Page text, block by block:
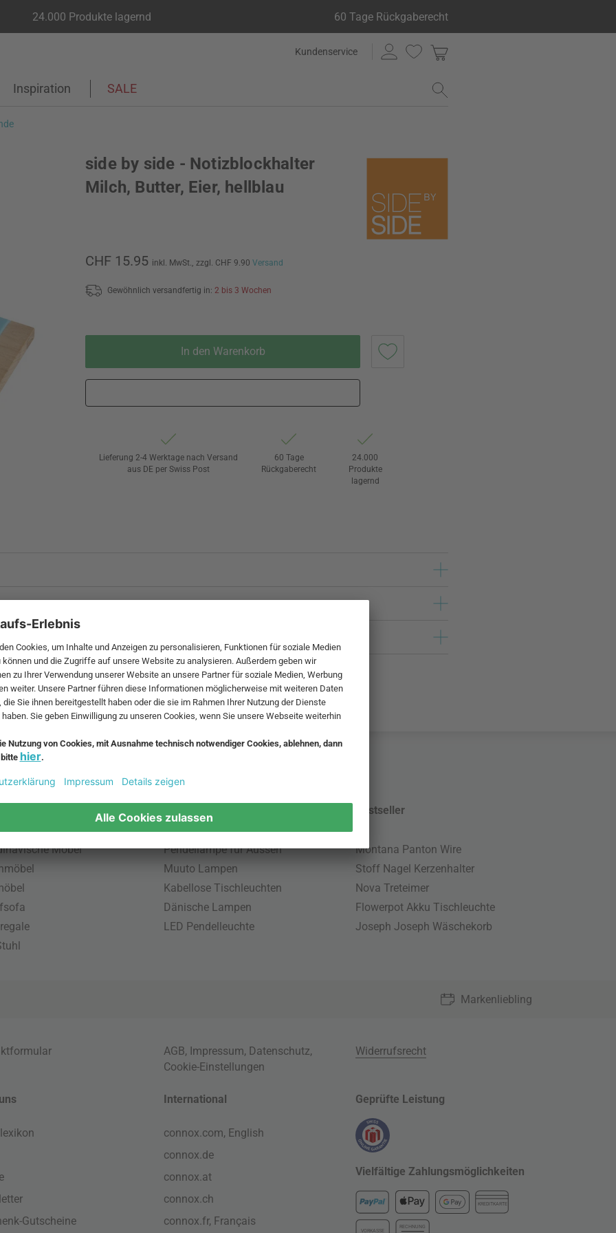
24.000 Produkte lagernd 60 Tage Rückgaberecht
Kundenservice
Inspiration SALE
side by side - Notizblockhalter
Milch, Butter, Eier, hellblau
CHF 15.95 inkl. MwSt., zzgl. CHF 9.90 Versand
Gewöhnlich versandfertig in: 2 bis 3 Wochen
In den Warenkorb
Lieferung 2-4 Werktage nach Versand
aus DE per Swiss Post
60 Tage
Rückgaberecht
24.000
Produkte
lagernd
und zzgl.
Möbel
Beliebte Leuchten
Pendellampe für Aussen
Muuto Lampen
Kabellose Tischleuchten
Dänische Lampen
LED Pendelleuchte
Bestseller
Montana Panton Wire
Stoff Nagel Kerzenhalter
Nova Treteimer
Flowerpot Akku Tischleuchte
Joseph Joseph Wäschekorb
Markenliebling
AGB, Impressum, Datenschutz,
Cookie-Einstellungen
Widerrufsrecht
Gutscheine
International
connox.com, English
connox.de
connox.at
connox.ch
connox.fr, Français
Geprüfte Leistung
Vielfältige Zahlungsmöglichkeiten
KREDITKARTE
VORKASSE
RECHNUNG